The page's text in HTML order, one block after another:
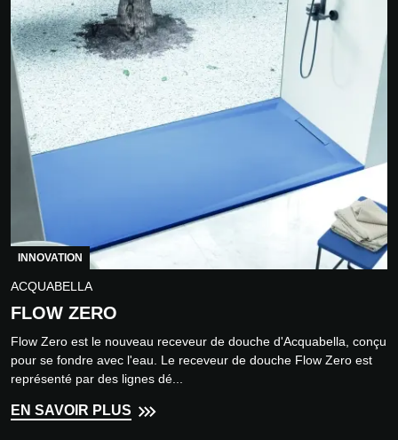
INNOVATION
ACQUABELLA
FLOW ZERO
Flow Zero est le nouveau receveur de douche d'Acquabella, conçu
pour se fondre avec l'eau. Le receveur de douche Flow Zero est
représenté par des lignes dé...
EN SAVOIR PLUS